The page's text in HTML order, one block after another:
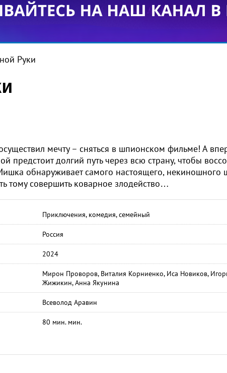
Руки
мечту – сняться в шпионском фильме! А
долгий путь через всю страну, чтобы
обнаруживает самого настоящего, некиношного
тому совершить коварное злодейство…
Приключения, комедия, семейный
Россия
2024
Мирон Проворов, Виталия Корниенко, Иса Новиков,
Жижикин, Анна Якунина
Всеволод Аравин
80 мин. мин.